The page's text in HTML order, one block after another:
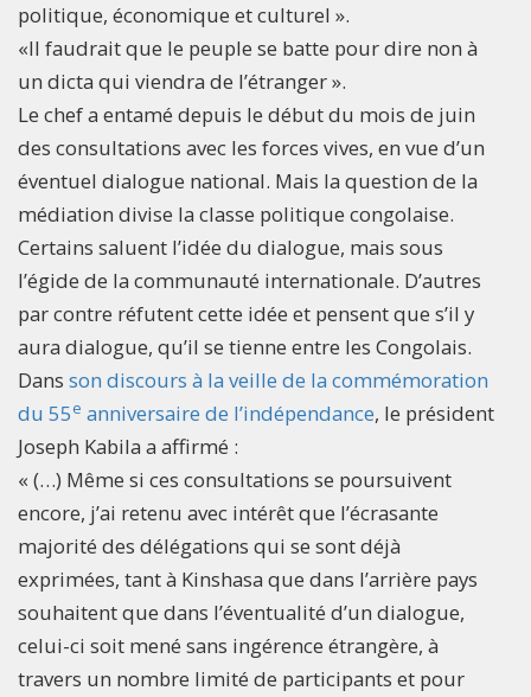
politique, économique et culturel ».
«Il faudrait que le peuple se batte pour dire non à
un dicta qui viendra de l’étranger ».
Le chef a entamé depuis le début du mois de juin
des consultations avec les forces vives, en vue d’un
éventuel dialogue national. Mais la question de la
médiation divise la classe politique congolaise.
Certains saluent l’idée du dialogue, mais sous
l’égide de la communauté internationale. D’autres
par contre réfutent cette idée et pensent que s’il y
aura dialogue, qu’il se tienne entre les Congolais.
Dans son discours à la veille de la commémoration
du 55e anniversaire de l’indépendance, le président
Joseph Kabila a affirmé :
« (…) Même si ces consultations se poursuivent
encore, j’ai retenu avec intérêt que l’écrasante
majorité des délégations qui se sont déjà
exprimées, tant à Kinshasa que dans l’arrière pays
souhaitent que dans l’éventualité d’un dialogue,
celui-ci soit mené sans ingérence étrangère, à
travers un nombre limité de participants et pour